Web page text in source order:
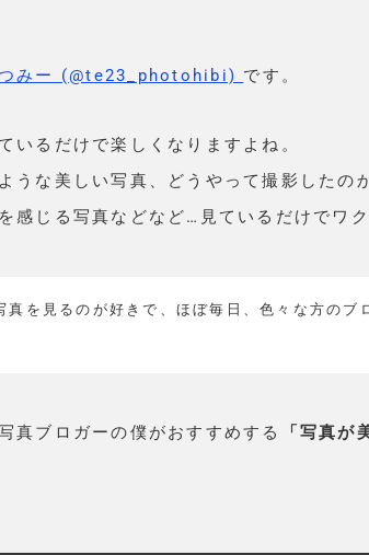
みー (@te23_photohibi) です。
いるだけで楽しくなりますよね。
うな美しい写真、どうやって撮影したの
感じる写真などなど…見ているだけでワク
真を見るのが好きで、ほぼ毎日、色々な方のブ
真ブロガーの僕がおすすめする
「写真が